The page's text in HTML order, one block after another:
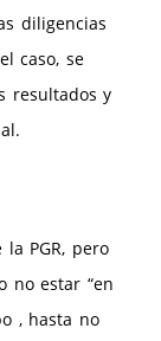
diligencias
caso, se
resultados y
PGR, pero
no estar “en
, hasta no